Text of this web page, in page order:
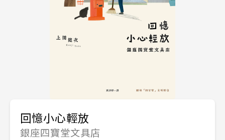
回憶小心輕放
銀座四寶堂文具店